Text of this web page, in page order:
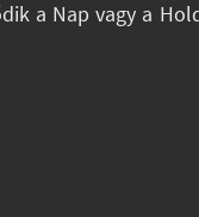
a Nap vagy a